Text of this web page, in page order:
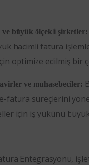
ve büyük ölçekli şirketler:
hacimli fatura
optimize edilmiş bir
ve muhasebeciler:
fatura süreçlerini
için iş yükünü
Entegrasyonu,